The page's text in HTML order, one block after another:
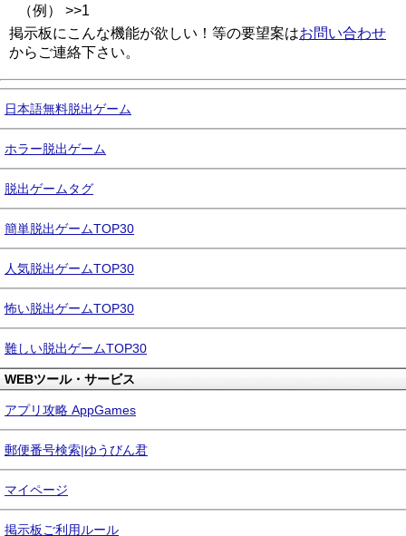
（例） >>1
掲示板にこんな機能が欲しい！等の要望案はお問い合わせ
からご連絡下さい。
日本語無料脱出ゲーム
ホラー脱出ゲーム
脱出ゲームタグ
簡単脱出ゲームTOP30
人気脱出ゲームTOP30
怖い脱出ゲームTOP30
難しい脱出ゲームTOP30
WEBツール・サービス
アプリ攻略 AppGames
郵便番号検索|ゆうびん君
マイページ
掲示板ご利用ルール